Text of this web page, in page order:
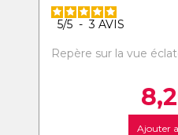
5/5 - 3 AVIS
Repère sur la vue
Ajouter